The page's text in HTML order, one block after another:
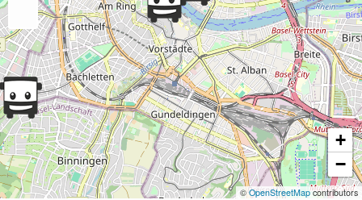
+
−
©OpenStreetMapcontributors